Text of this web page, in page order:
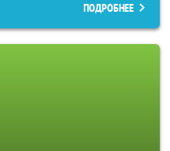
ПОДРОБНЕЕ